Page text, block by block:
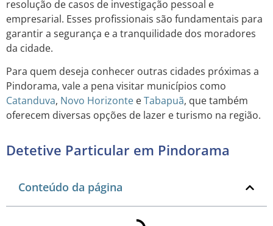
resolução de casos de investigação pessoal e
empresarial. Esses profissionais são fundamentais para
garantir a segurança e a tranquilidade dos moradores
da cidade.
Para quem deseja conhecer outras cidades próximas a
Pindorama, vale a pena visitar municípios como
Catanduva, Novo Horizonte eTabapuã, que também
oferecem diversas opções de lazer e turismo na região.
Detetive Particular em Pindorama
Conteúdo da página